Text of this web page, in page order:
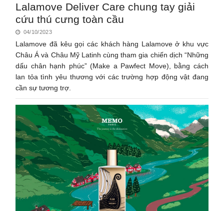
Lalamove Deliver Care chung tay giải
cứu thú cưng toàn cầu
04/10/2023
Lalamove đã kêu gọi các khách hàng Lalamove ở khu vực
Châu Á và Châu Mỹ Latinh cùng tham gia chiến dịch “Những
dấu chân hạnh phúc” (Make a Pawfect Move), bằng cách
lan tỏa tình yêu thương với các trường hợp động vật đang
cần sự tương trợ.